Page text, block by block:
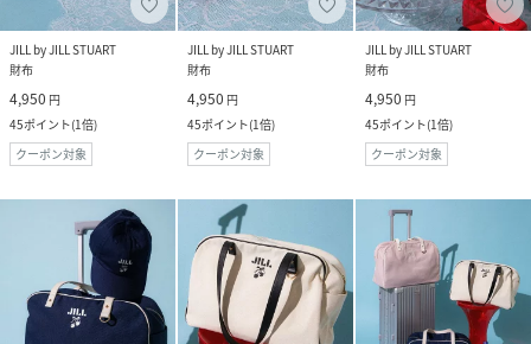
JILL by JILL STUART
財布
4,950 円
45ポイント(1倍)
クーポン対象
JILL by JILL STUART
財布
4,950 円
45ポイント(1倍)
クーポン対象
JILL by JILL STUART
財布
4,950 円
45ポイント(1倍)
クーポン対象